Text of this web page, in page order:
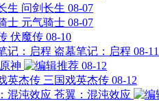
问剑长生 08-07
元气骑士 08-07
伏魔传 08-10
盗墓笔记：启程 08-11
原神
08-12
三国戏英杰传 08-12
苍翼：混沌效应